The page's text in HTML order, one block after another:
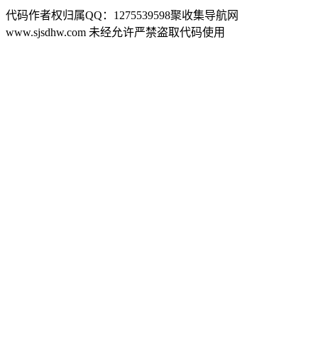
代码作者权归属QQ：1275539598聚收集导航网
www.sjsdhw.com 未经允许严禁盗取代码使用